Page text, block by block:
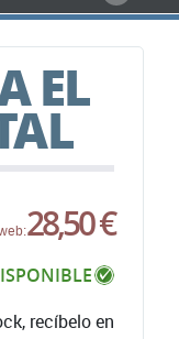
EL
28,50 €
recíbelo en